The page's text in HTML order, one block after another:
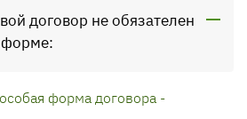
договор не обязателен
форма договора -